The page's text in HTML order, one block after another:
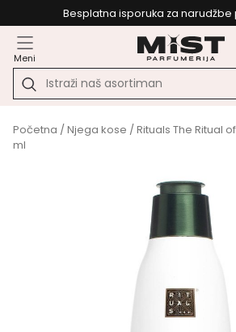
Besplatna isporuka za narudžbe
Meni
Početna /Njega kose / Rituals The Ritual
ml